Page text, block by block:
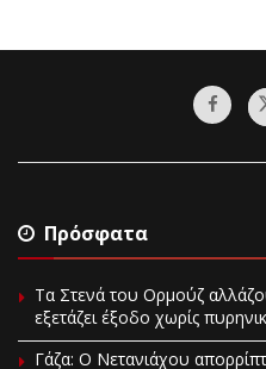
Πρόσφατα
Τα Στενά του Ορμούζ
εξετάζει έξοδο χωρίς
Γάζα: Ο Νετανιάχου